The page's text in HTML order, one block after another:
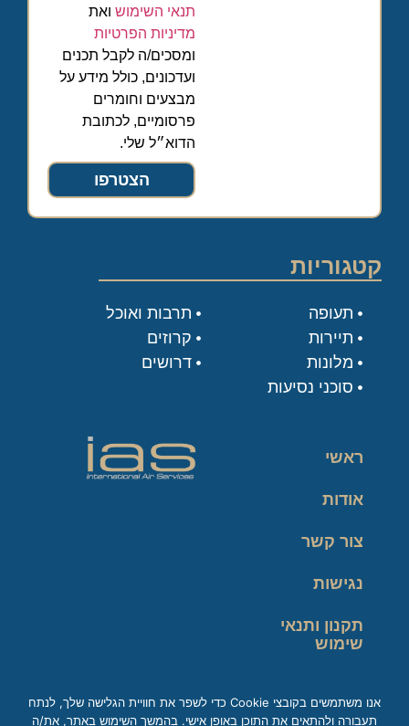
תנאי השימוש ואת
מדיניות הפרטיות
ומסכים/ה לקבל תכנים
ועדכונים, כולל מידע על
מבצעים וחומרים
פרסומיים, לכתובת
הדוא״ל שלי.
הצטרפו
קטגוריות
תעופה
תיירות
מלונות
סוכני נסיעות
תרבות ואוכל
קרוזים
דרושים
ראשי
אודות
צור קשר
נגישות
תקנון ותנאי
שימוש
אנו משתמשים בקובצי Cookie כדי לשפר את חוויית הגלישה שלך, לנתח
תעבורה ולהתאים את התוכן באופן אישי. בהמשך השימוש באתר, את/ה